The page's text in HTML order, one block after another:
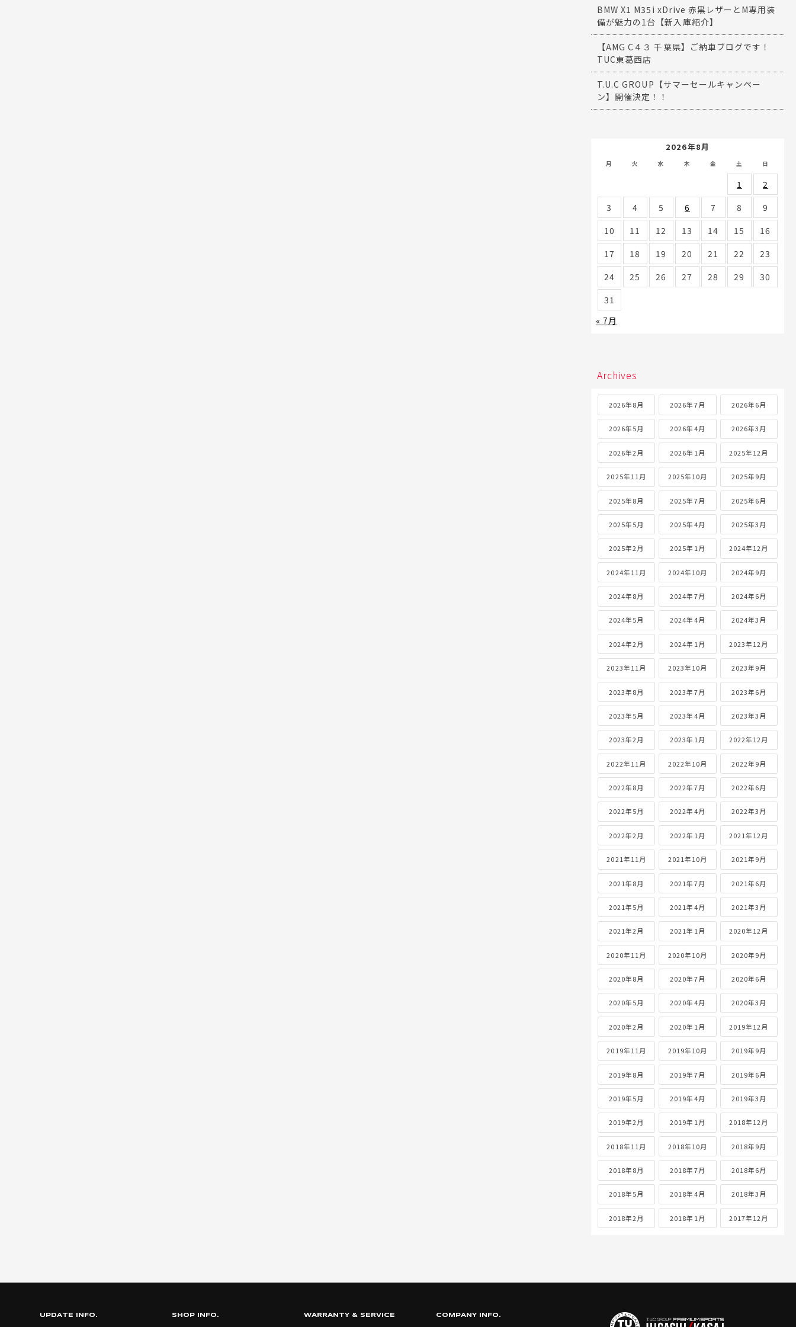
BMW X1 M35i xDrive 赤黒レザーとM専用装
備が魅力の1台【新入庫紹介】
【AMG C４３ 千葉県】ご納車ブログです！
TUC東葛西店
T.U.C GROUP【サマーセールキャンペー
ン】開催決定！！
2026年8月
月 火 水 木 金 土 日
1
2
3
4 5 6 7 8
9
10
11 12 13 14 15
16
17
18 19 20 21 22
23
24
25 26 27 28 29
30
31
« 7月
Archives
2026年8月 2026年7月 2026年6月
2026年5月 2026年4月 2026年3月
2026年2月 2026年1月 2025年12月
2025年11月 2025年10月 2025年9月
2025年8月 2025年7月 2025年6月
2025年5月 2025年4月 2025年3月
2025年2月 2025年1月 2024年12月
2024年11月 2024年10月 2024年9月
2024年8月 2024年7月 2024年6月
2024年5月 2024年4月 2024年3月
2024年2月 2024年1月 2023年12月
2023年11月 2023年10月 2023年9月
2023年8月 2023年7月 2023年6月
2023年5月 2023年4月 2023年3月
2023年2月 2023年1月 2022年12月
2022年11月 2022年10月 2022年9月
2022年8月 2022年7月 2022年6月
2022年5月 2022年4月 2022年3月
2022年2月 2022年1月 2021年12月
2021年11月 2021年10月 2021年9月
2021年8月 2021年7月 2021年6月
2021年5月 2021年4月 2021年3月
2021年2月 2021年1月 2020年12月
2020年11月 2020年10月 2020年9月
2020年8月 2020年7月 2020年6月
2020年5月 2020年4月 2020年3月
2020年2月 2020年1月 2019年12月
2019年11月 2019年10月 2019年9月
2019年8月 2019年7月 2019年6月
2019年5月 2019年4月 2019年3月
2019年2月 2019年1月 2018年12月
2018年11月 2018年10月 2018年9月
2018年8月 2018年7月 2018年6月
2018年5月 2018年4月 2018年3月
2018年2月 2018年1月 2017年12月
UPDATE INFO. SHOP INFO. WARRANTY & SERVICE COMPANY INFO.